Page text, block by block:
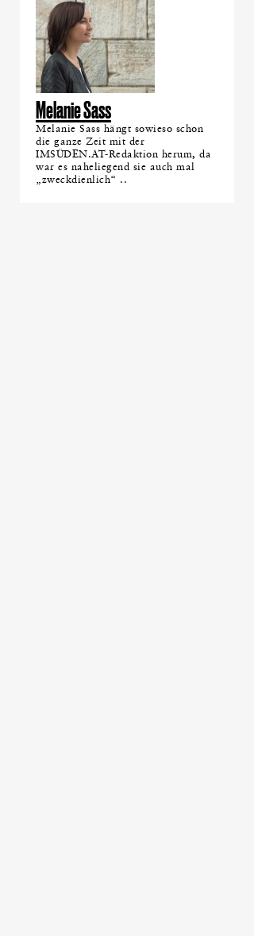
Melanie Sass
Melanie Sass hängt sowieso schon
die ganze Zeit mit der
IMSÜDEN.AT-Redaktion herum, da
war es naheliegend sie auch mal
„zweckdienlich“ ..